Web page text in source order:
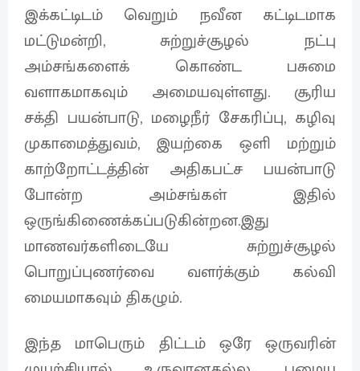
இக்கட்டிடம் வெறும் நவீன கட்டிடமாக
மட்டுமன்றி, சுற்றுச்சூழல் நட்பு
அம்சங்களைக் கொண்ட பசுமை
வளாகமாகவும் அமையவுள்ளது. சூரிய
சக்தி பயன்பாடு, மழைநீர் சேகரிப்பு, கழிவு
முகாமைத்துவம், இயற்கை ஒளி மற்றும்
காற்றோட்டத்தின் அதிகபட்ச பயன்பாடு
போன்ற அம்சங்கள் இதில்
ஒருங்கிணைக்கப்படுகின்றன.இது
மாணவர்களிடையே சுற்றுச்சூழல்
பொறுப்புணர்வை வளர்க்கும் கல்வி
மையமாகவும் திகழும்.
இந்த மாபெரும் திட்டம் ஒரே ஒருவரின்